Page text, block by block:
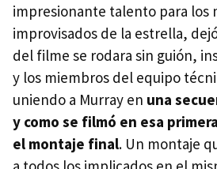
impresionante talento para los
improvisados de la estrella,
del filme se rodara sin guión,
y los miembros del equipo
uniendo a Murray en una
y como se filmó en esa
el montaje final. Un montaje